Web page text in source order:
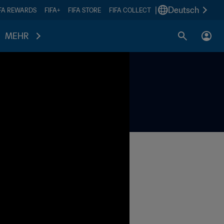
REWARDS FIFA+ FIFA STORE FIFA COLLECT Deutsch
MEHR